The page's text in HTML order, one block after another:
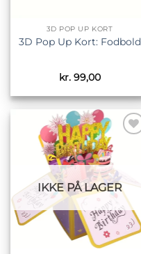
3D POP UP KORT
3D Pop Up Kort: Fodbold
kr.99,00
Tilføj til
ønskeliste
IKKE PÅ LAGER